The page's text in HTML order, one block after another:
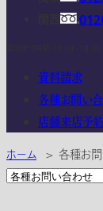
資料請求
各種お問い
店舗来店予
ホーム > 各種お